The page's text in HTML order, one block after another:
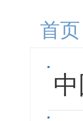
首页